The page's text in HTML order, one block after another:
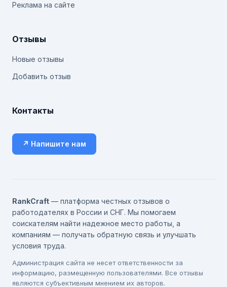
Реклама на сайте
Отзывы
Новые отзывы
Добавить отзыв
Контакты
↗ Напишите нам
RankCraft — платформа честных отзывов о
работодателях в России и СНГ. Мы помогаем
соискателям найти надежное место работы, а
компаниям — получать обратную связь и улучшать
условия труда.
Администрация сайта не несет ответственности за
информацию, размещенную пользователями. Все отзывы
являются субъективным мнением их авторов.